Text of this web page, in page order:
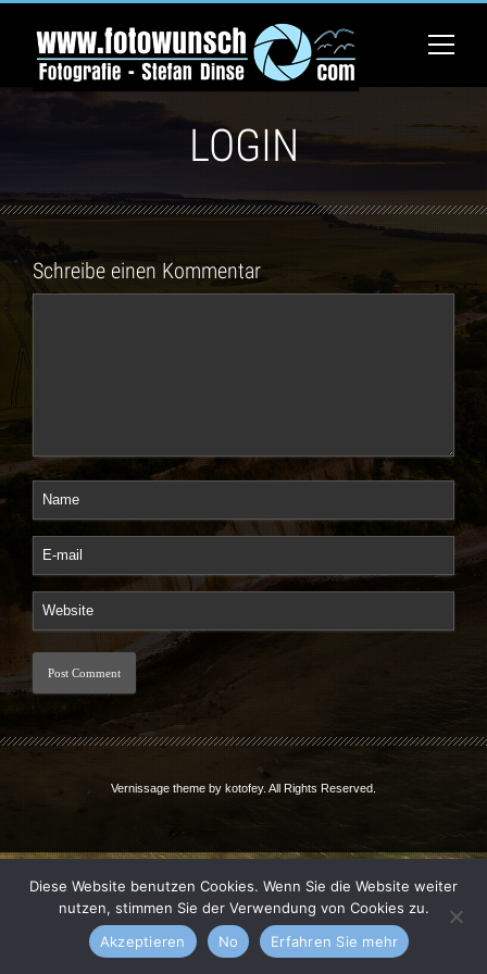
LOGIN
Schreibe einen Kommentar
Vernissage theme by kotofey. All Rights Reserved.
Diese Website benutzen Cookies. Wenn Sie die Website weiter
nutzen, stimmen Sie der Verwendung von Cookies zu.
Akzeptieren
No Erfahren Sie mehr